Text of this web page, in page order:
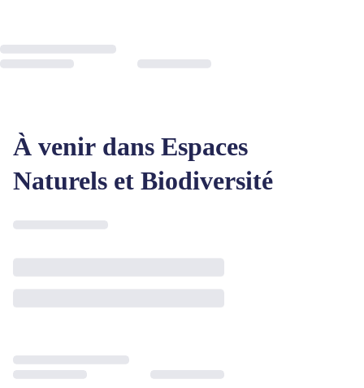
À venir dans Espaces
Naturels et Biodiversité